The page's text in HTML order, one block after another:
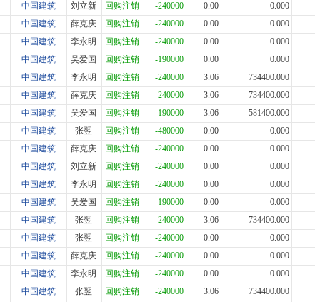
中国建筑 刘立新 回购注销 -240000 0.00 0.000
中国建筑 薛克庆 回购注销 -240000 0.00 0.000
中国建筑 李永明 回购注销 -240000 0.00 0.000
中国建筑 吴爱国 回购注销 -190000 0.00 0.000
中国建筑 李永明 回购注销 -240000 3.06 734400.000
中国建筑 薛克庆 回购注销 -240000 3.06 734400.000
中国建筑 吴爱国 回购注销 -190000 3.06 581400.000
中国建筑 张翌 回购注销 -480000 0.00 0.000
中国建筑 薛克庆 回购注销 -240000 0.00 0.000
中国建筑 刘立新 回购注销 -240000 0.00 0.000
中国建筑 李永明 回购注销 -240000 0.00 0.000
中国建筑 吴爱国 回购注销 -190000 0.00 0.000
中国建筑 张翌 回购注销 -240000 3.06 734400.000
中国建筑 张翌 回购注销 -240000 0.00 0.000
中国建筑 薛克庆 回购注销 -240000 0.00 0.000
中国建筑 李永明 回购注销 -240000 0.00 0.000
中国建筑 张翌 回购注销 -240000 3.06 734400.000